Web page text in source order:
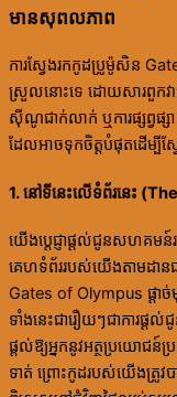
មានសុពលភាព
ការស្វែងរកកូដប្រូម៉ូសិន
ស្រួលនោះទេ ដោយសារពួកវា
ស៊ីណូជាក់លាក់ ឬការផ្សព្វផ្
ដែលអាចទុកចិត្តបំផុតដើម្បីស្វ
1. នៅទីនេះលើទំព័រនេះ
យើងប្តេជ្ញាផ្តល់ជូនសហគមន៍រ
គេហទំព័ររបស់យើងតាមដាន
Gates of Olympus ផ្តា
ទាំងនេះជារឿយៗជាការផ្ត
ផ្តល់ឱ្យអ្នកនូវអត្ថប្រយោជន៍ប្
ទាត់ ព្រោះកូដរបស់យើងត្រូវប